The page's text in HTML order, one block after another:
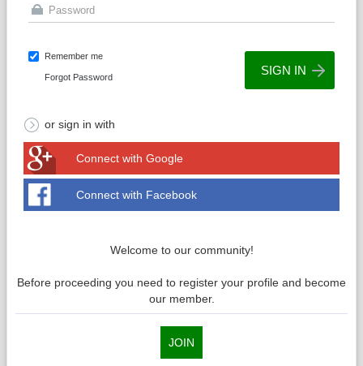
Remember me
Forgot Password
or sign in with
Connect with Google
Connect with Facebook
Welcome to our community!
Before proceeding you need to register your profile and become
our member.
JOIN